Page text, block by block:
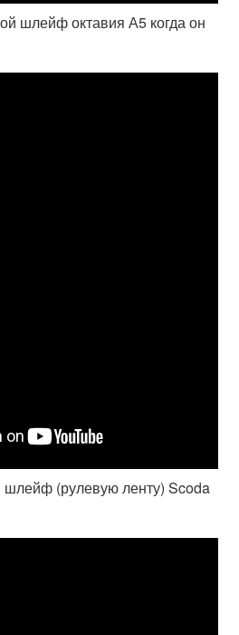
шлейф октавия А5 когда он
шлейф (рулевую ленту) Scoda